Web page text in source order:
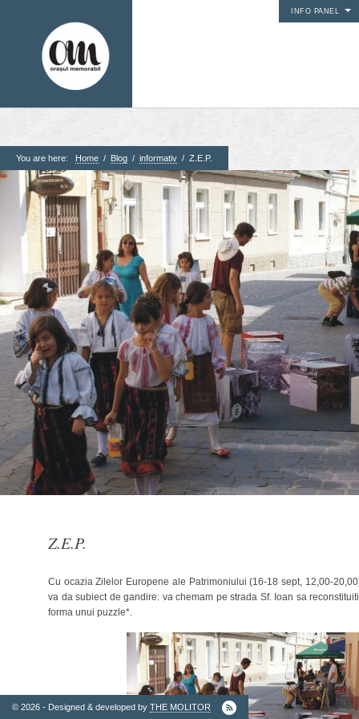
INFO PANEL
1. Pagini
Acasa
Contact
Contribuie si tu
Despre proiect
Din arhiva orasului
Editii anterioare
Panorame
2. Finantatori
© 2026 - Designed & developed by THE MOLITOR
You are here: Home / Blog / informativ / Z.E.P.
Z.E.P.
Cu ocazia Zilelor Europene ale Patrimoniului (16-18 sept, 12,00-
va da subiect de gandire: va chemam pe strada Sf. Ioan sa
forma unui puzzle*.